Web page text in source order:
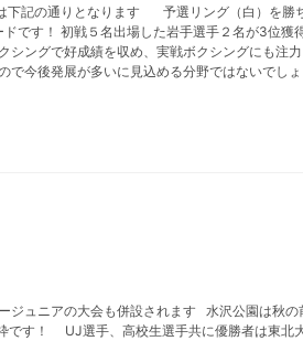
記の通りとなります 予選リング（白）を勝
す！ 初戦５名出場した岩手選手２名が3位
ングで好成績を収め、実戦ボクシングにも注
今後発展が多いに見込める分野ではないでし
ュニアの大会も併設されます 水沢公園は秋
す！ UJ選手、高校生選手共に優勝者は東北